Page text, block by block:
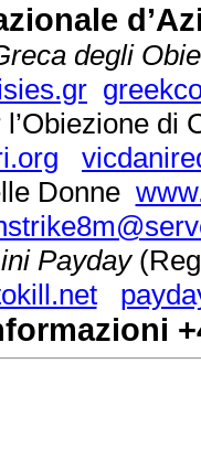
degli
di
Donne
Payday